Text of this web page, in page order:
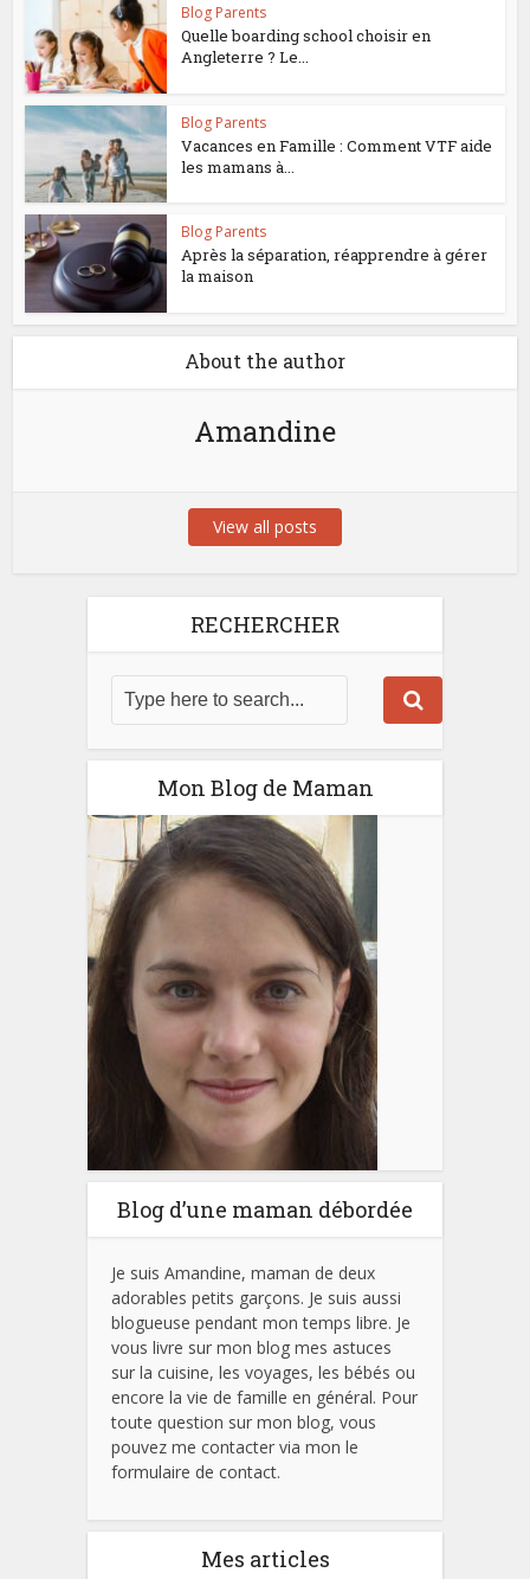
Blog Parents
Quelle boarding school choisir en
Angleterre ? Le...
Blog Parents
Vacances en Famille : Comment VTF aide
les mamans à...
Blog Parents
Après la séparation, réapprendre à gérer
la maison
About the author
Amandine
View all posts
RECHERCHER
Mon Blog de Maman
Blog d’une maman débordée
Je suis Amandine, maman de deux
adorables petits garçons. Je suis aussi
blogueuse pendant mon temps libre. Je
vous livre sur mon blog mes astuces
sur la cuisine, les voyages, les bébés ou
encore la vie de famille en général. Pour
toute question sur mon blog, vous
pouvez me contacter via mon le
formulaire de contact.
Mes articles